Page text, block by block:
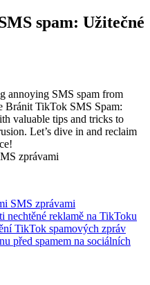
spam: Užitečné
annoying SMS spam from
Bránit TikTok SMS Spam:
valuable tips and tricks to
Let’s dive in and reclaim
SMS zprávami
nechtěné reklamě na TikToku
TikTok spamových zpráv
před spamem na sociálních